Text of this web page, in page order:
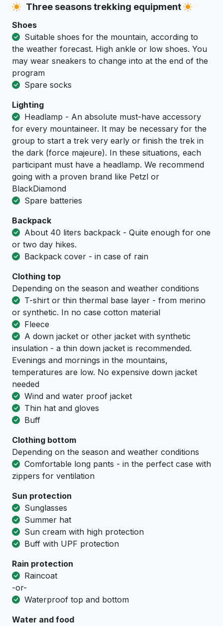
Three seasons trekking equipment
Shoes
Suitable shoes for the mountain, according to
the weather forecast. High ankle or low shoes. You
may wear sneakers to change into at the end of the
program
Spare socks
Lighting
Headlamp - An absolute must-have accessory
for every mountaineer. It may be necessary for the
group to start a trek very early or finish the trek in
the dark (force majeure). In these situations, each
participant must have a headlamp. We recommend
going with a proven brand like Petzl or
BlackDiamond
Spare batteries
Backpack
About 40 liters backpack - Quite enough for one
or two day hikes.
Backpack cover - in case of rain
Clothing top
Depending on the season and weather conditions
T-shirt or thin thermal base layer - from merino
or synthetic. In no case cotton material
Fleece
A down jacket or other jacket with synthetic
insulation - a thin down jacket is recommended.
Evenings and mornings in the mountains,
temperatures are low. No expensive down jacket
needed
Wind and water proof jacket
Thin hat and gloves
Buff
Clothing bottom
Depending on the season and weather conditions
Comfortable long pants - in the perfect case with
zippers for ventilation
Sun protection
Sunglasses
Summer hat
Sun cream with high protection
Buff with UPF protection
Rain protection
Raincoat
-or-
Waterproof top and bottom
Water and food